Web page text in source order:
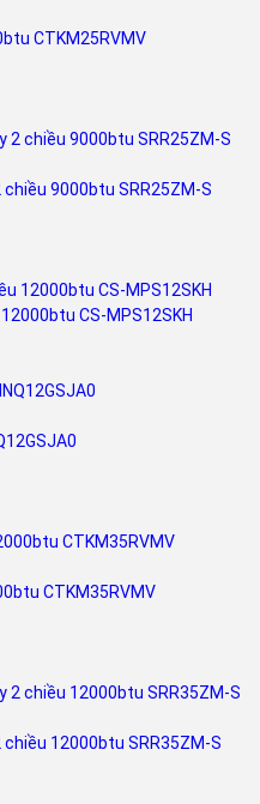
CTKM25RVMV
9000btu SRR25ZM-S
CS-MPS12SKH
CTKM35RVMV
12000btu SRR35ZM-S